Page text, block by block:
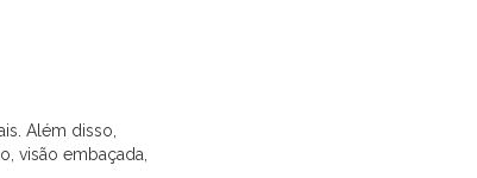
Além disso,
visão embaçada,